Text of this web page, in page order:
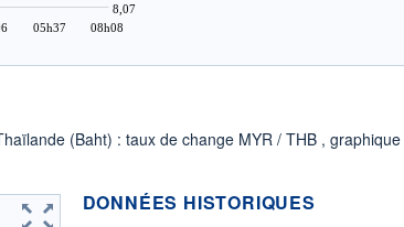
05h37 08h08
8,07
(Baht) : taux de change MYR / THB , graphique
DONNÉES HISTORIQUES